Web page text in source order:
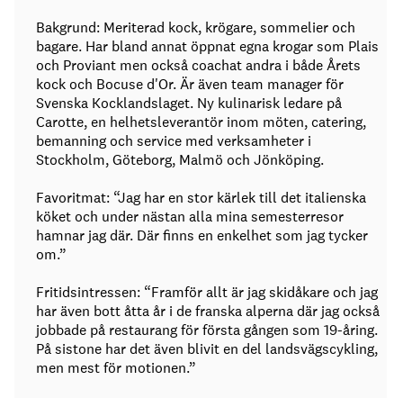
Bakgrund: Meriterad kock, krögare, sommelier och
bagare. Har bland annat öppnat egna krogar som Plais
och Proviant men också coachat andra i både Årets
kock och Bocuse d'Or. Är även team manager för
Svenska Kocklandslaget. Ny kulinarisk ledare på
Carotte, en helhetsleverantör inom möten, catering,
bemanning och service med verksamheter i
Stockholm, Göteborg, Malmö och Jönköping.
Favoritmat: “Jag har en stor kärlek till det italienska
köket och under nästan alla mina semesterresor
hamnar jag där. Där finns en enkelhet som jag tycker
om.”
Fritidsintressen: “Framför allt är jag skidåkare och jag
har även bott åtta år i de franska alperna där jag också
jobbade på restaurang för första gången som 19-åring.
På sistone har det även blivit en del landsvägscykling,
men mest för motionen.”